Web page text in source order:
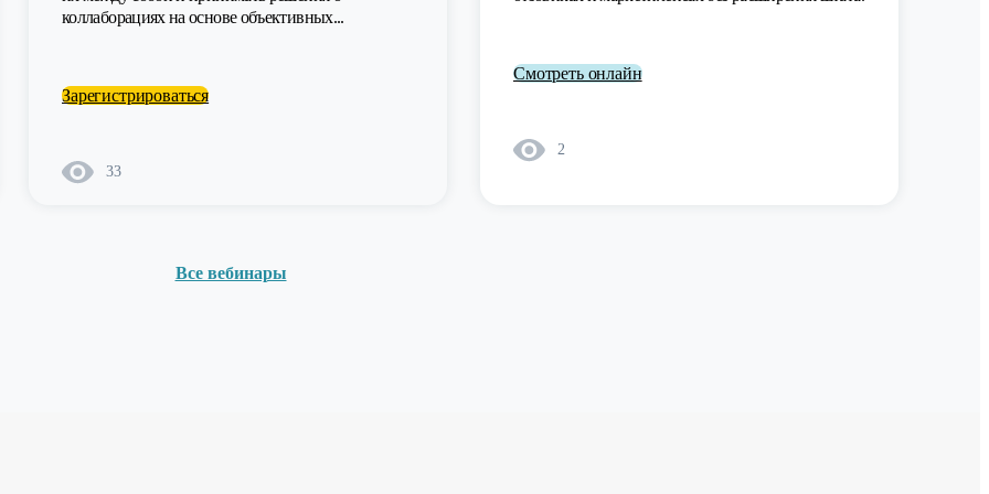
коллаборациях на основе объективных...
Зарегистрироваться
33
Смотреть онлайн
2
Все вебинары